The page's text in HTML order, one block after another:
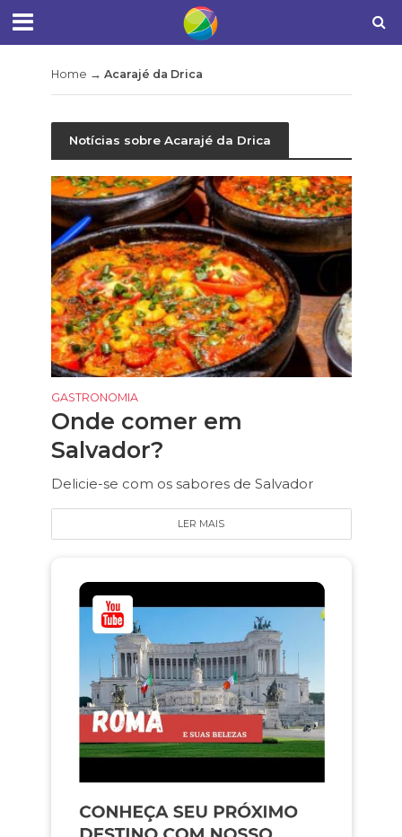
Home → Acarajé da Drica
Notícias sobre Acarajé da Drica
GASTRONOMIA
Onde comer em
Salvador?
Delicie-se com os sabores de Salvador
LER MAIS